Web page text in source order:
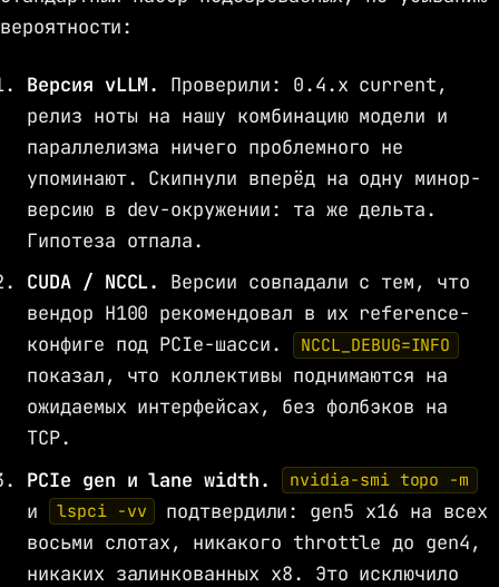
вероятности:
Версия vLLM.
Проверили: 0.4.x current,
релиз ноты на нашу комбинацию модели и
параллелизма ничего проблемного не
упоминают. Скипнули вперёд на одну минор-
версию в dev-окружении: та же дельта.
Гипотеза отпала.
CUDA / NCCL.
Версии совпадали с тем, что
вендор H100 рекомендовал в их reference-
конфиге под PCIe-шасси.
NCCL_DEBUG=INFO
показал, что коллективы поднимаются на
ожидаемых интерфейсах, без фолбэков на
TCP.
PCIe gen и lane width.
nvidia-smi topo -m
и lspci -vv
подтвердили: gen5 x16 на всех
восьми слотах, никакого throttle до gen4,
никаких залинкованных x8. Это исключило